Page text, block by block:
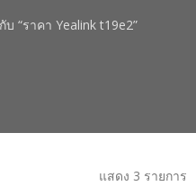
“ราคา Yealink t19e2”
แสดง 3 รายการ